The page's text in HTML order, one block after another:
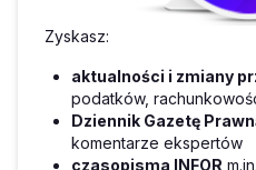
Zyskasz:
aktualności i zmiany
podatków,
Dziennik Gazetę
komentarze ekspertów
czasopisma INFOR